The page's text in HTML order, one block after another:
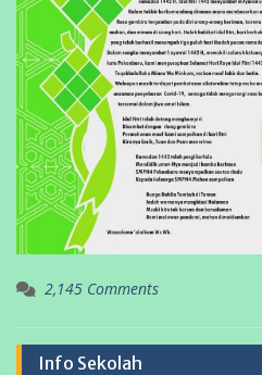
2,145 Comments
Info Sekolah